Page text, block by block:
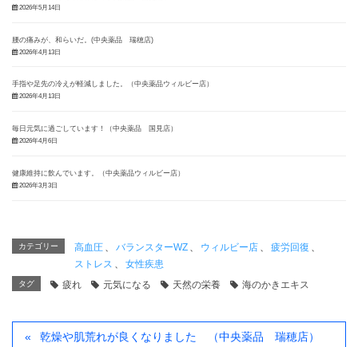
2026年5月14日
腰の痛みが、和らいだ。(中央薬品 瑞穂店)
2026年4月13日
手指や足先の冷えが軽減しました。（中央薬品ウィルビー店）
2026年4月13日
毎日元気に過ごしています！（中央薬品 国見店）
2026年4月6日
健康維持に飲んでいます。（中央薬品ウィルビー店）
2026年3月3日
カテゴリー 高血圧 バランスターWZ ウィルビー店 疲労回復
ストレス
女性疾患
タグ 疲れ 元気になる 天然の栄養 海のかきエキス
乾燥や肌荒れが良くなりました （中央薬品 瑞穂店）